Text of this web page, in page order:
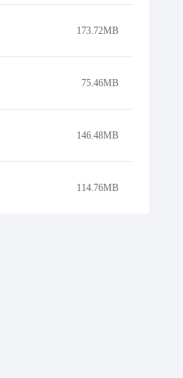
173.72MB
75.46MB
146.48MB
114.76MB